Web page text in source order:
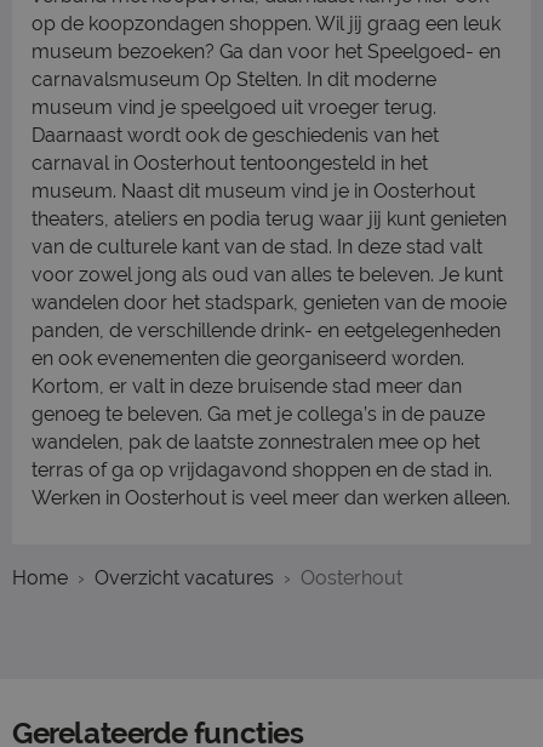
op de koopzondagen shoppen. Wil jij graag een leuk
museum bezoeken? Ga dan voor het Speelgoed- en
carnavalsmuseum Op Stelten. In dit moderne
museum vind je speelgoed uit vroeger terug.
Daarnaast wordt ook de geschiedenis van het
carnaval in Oosterhout tentoongesteld in het
museum. Naast dit museum vind je in Oosterhout
theaters, ateliers en podia terug waar jij kunt genieten
van de culturele kant van de stad. In deze stad valt
voor zowel jong als oud van alles te beleven. Je kunt
wandelen door het stadspark, genieten van de mooie
panden, de verschillende drink- en eetgelegenheden
en ook evenementen die georganiseerd worden.
Kortom, er valt in deze bruisende stad meer dan
genoeg te beleven. Ga met je collega’s in de pauze
wandelen, pak de laatste zonnestralen mee op het
terras of ga op vrijdagavond shoppen en de stad in.
Werken in Oosterhout is veel meer dan werken alleen.
Home Overzicht vacatures Oosterhout
Gerelateerde functies